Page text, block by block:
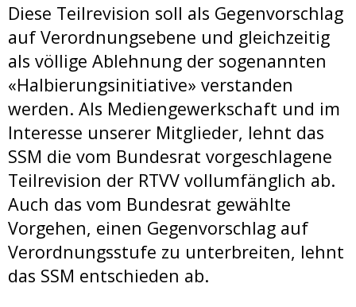
Diese Teilrevision soll als Gegenvorschlag
auf Verordnungsebene und gleichzeitig
als völlige Ablehnung der sogenannten
«Halbierungsinitiative» verstanden
werden. Als Mediengewerkschaft und im
Interesse unserer Mitglieder, lehnt das
SSM die vom Bundesrat vorgeschlagene
Teilrevision der RTVV vollumfänglich ab.
Auch das vom Bundesrat gewählte
Vorgehen, einen Gegenvorschlag auf
Verordnungsstufe zu unterbreiten, lehnt
das SSM entschieden ab.